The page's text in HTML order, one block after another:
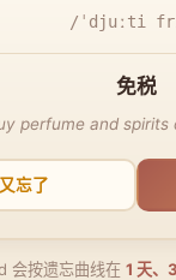
/ˈdjuːti
免税
perfume and
又忘了
会按遗忘曲线在 1 天、